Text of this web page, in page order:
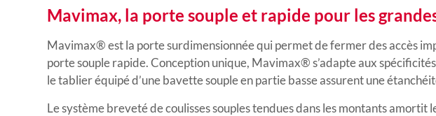
Mavimax, la porte souple et rapide pour les
Mavimax® est la porte surdimensionnée qui permet de fermer des accès
porte souple rapide. Conception unique, Mavimax® s’adapte aux
le tablier équipé d’une bavette souple en partie basse assurent une
Le système breveté de coulisses souples tendues dans les montants